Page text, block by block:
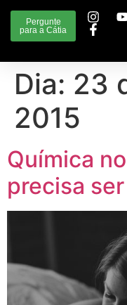
Pergunte
para a Cátia
Dia: 23
2015
Química
precisa